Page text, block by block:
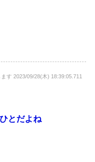
す 2023/09/28(木) 18:39:05.711
とだよね